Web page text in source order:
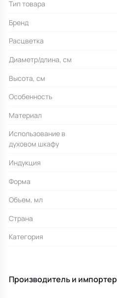
Тип товара
Бренд
Расцветка
Диаметр/длина, см
Высота, см
Особенность
Материал
Использование в
духовом шкафу
Индукция
Форма
Объем, мл
Страна
Категория
Производитель и импортер